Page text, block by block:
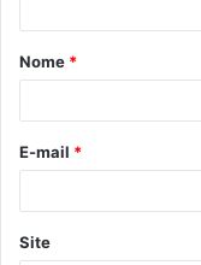
Nome *
E-mail *
Site